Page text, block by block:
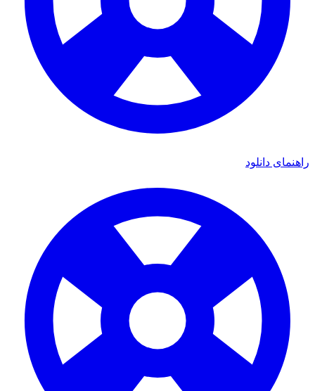
دانلود